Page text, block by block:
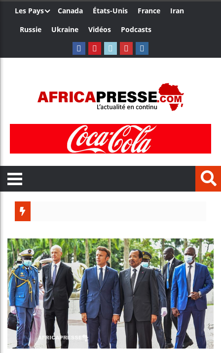
Les Pays Canada États-Unis France
Iran
Russie
Ukraine Vidéos Podcasts
Réforme
Bénin : Patrice
Aliko Dangote